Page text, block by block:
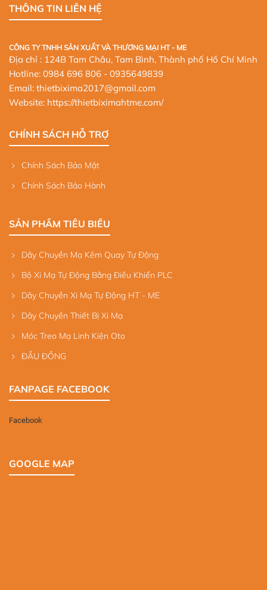
THÔNG TIN LIÊN HỆ
CÔNG TY TNHH SẢN XUẤT VÀ THƯƠNG MẠI HT - ME
Địa chỉ : 124B Tam Châu, Tam Bình, Thành phố Hồ Chí Minh
Hotline: 0984 696 806 - 0935649839
Email: thietbixima2017@gmail.com
Website: https://thietbiximahtme.com/
CHÍNH SÁCH HỖ TRỢ
Chính Sách Bảo Mật
Chính Sách Bảo Hành
SẢN PHẨM TIÊU BIỂU
Dây Chuyền Mạ Kẽm Quay Tự Động
Bộ Xi Mạ Tự Động Bằng Điều Khiển PLC
Dây Chuyền Xi Mạ Tự Động HT - ME
Dây Chuyền Thiết Bị Xi Mạ
Móc Treo Mạ Linh Kiện Oto
ĐẦU ĐỒNG
FANPAGE FACEBOOK
Facebook
GOOGLE MAP